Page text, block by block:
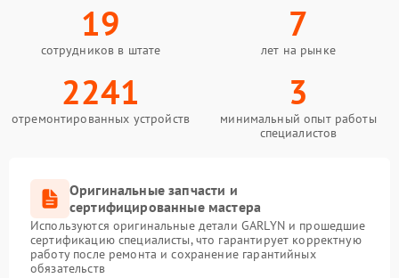
19
сотрудников в штате
7
лет на рынке
2241
отремонтированных устройств
3
минимальный опыт работы
специалистов
Оригинальные запчасти и
сертифицированные мастера
Используются оригинальные детали GARLYN и прошедшие
сертификацию специалисты, что гарантирует корректную
работу после ремонта и сохранение гарантийных
обязательств